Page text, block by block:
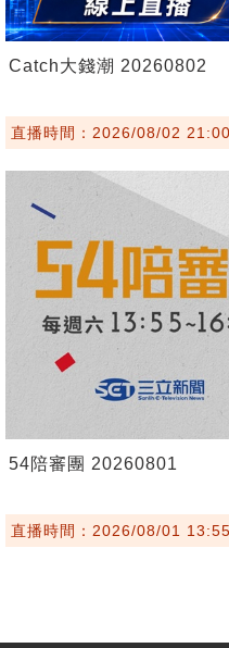
Catch大錢潮 20260802
直播時間：2026/08/02 21:00
54陪審團 20260801
直播時間：2026/08/01 13:55